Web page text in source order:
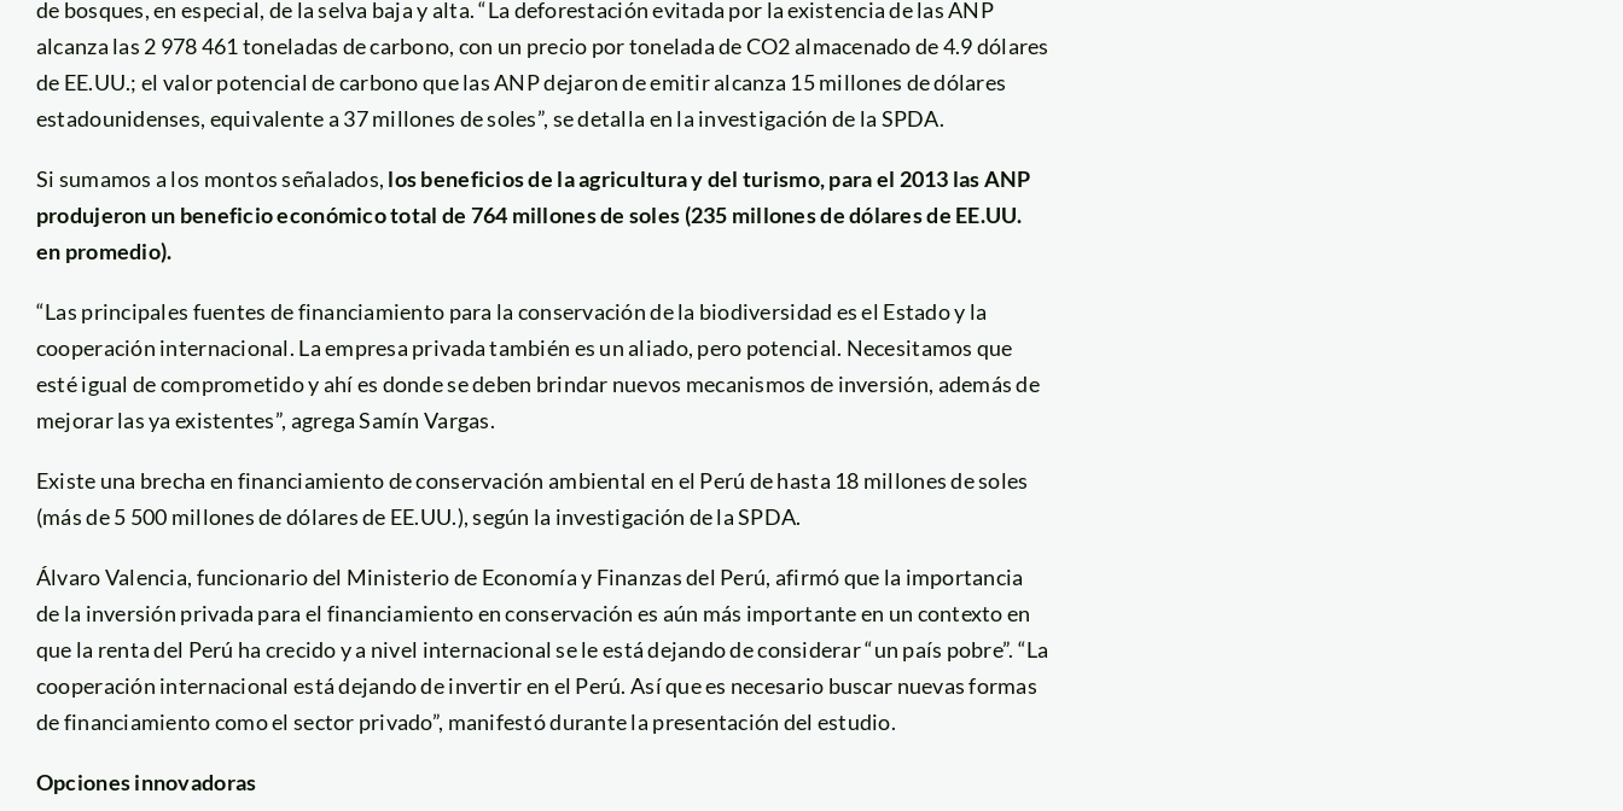
de bosques, en especial, de la selva baja y alta. “La deforestación evitada por la existencia de las ANP
alcanza las 2 978 461 toneladas de carbono, con un precio por tonelada de CO2 almacenado de 4.9 dólares
de EE.UU.; el valor potencial de carbono que las ANP dejaron de emitir alcanza 15 millones de dólares
estadounidenses, equivalente a 37 millones de soles”, se detalla en la investigación de la SPDA.
Si sumamos a los montos señalados, los beneficios de la agricultura y del turismo, para el 2013 las ANP
produjeron un beneficio económico total de 764 millones de soles (235 millones de dólares de EE.UU.
en promedio).
“Las principales fuentes de financiamiento para la conservación de la biodiversidad es el Estado y la
cooperación internacional. La empresa privada también es un aliado, pero potencial. Necesitamos que
esté igual de comprometido y ahí es donde se deben brindar nuevos mecanismos de inversión, además de
mejorar las ya existentes”, agrega Samín Vargas.
Existe una brecha en financiamiento de conservación ambiental en el Perú de hasta 18 millones de soles
(más de 5 500 millones de dólares de EE.UU.), según la investigación de la SPDA.
Álvaro Valencia, funcionario del Ministerio de Economía y Finanzas del Perú, afirmó que la importancia
de la inversión privada para el financiamiento en conservación es aún más importante en un contexto en
que la renta del Perú ha crecido y a nivel internacional se le está dejando de considerar “un país pobre”. “La
cooperación internacional está dejando de invertir en el Perú. Así que es necesario buscar nuevas formas
de financiamiento como el sector privado”, manifestó durante la presentación del estudio.
Opciones innovadoras